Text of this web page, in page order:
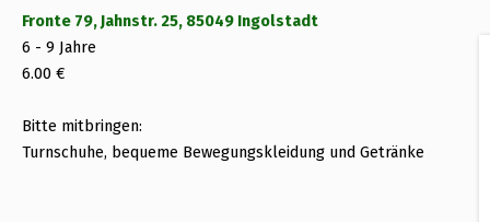
Fronte 79, Jahnstr. 25, 85049 Ingolstadt
6 - 9 Jahre
6.00 €
Bitte mitbringen:
Turnschuhe, bequeme Bewegungskleidung und Getränke